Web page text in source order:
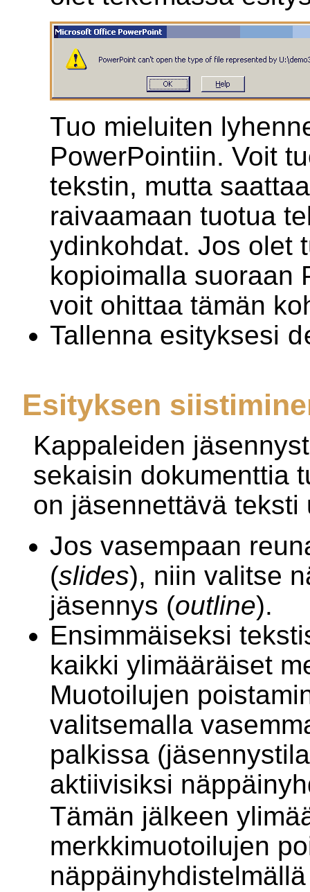
Tuo mieluiten
PowerPointiin. Voit
tekstin, mutta
raivaamaan tuotua
ydinkohdat. Jos olet
kopioimalla suoraan
voit ohittaa tämän
Tallenna esityksesi
Esityksen
Kappaleiden
sekaisin dokumenttia
on jäsennettävä teksti
Jos vasempaan
(slides), niin valitse
jäsennys (outline).
Ensimmäiseksi
kaikki ylimääräiset
Muotoilujen
valitsemalla
palkissa
aktiivisiksi
Tämän jälkeen
merkkimuotoilujen